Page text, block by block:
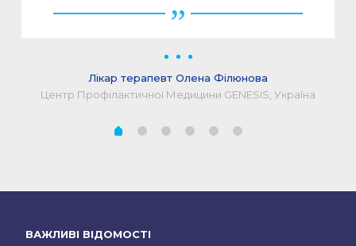
Лікар терапевт Олена Філюнова
Центр Профілактичної Медицини GENESIS, Україна
ВАЖЛИВІ ВІДОМОСТІ